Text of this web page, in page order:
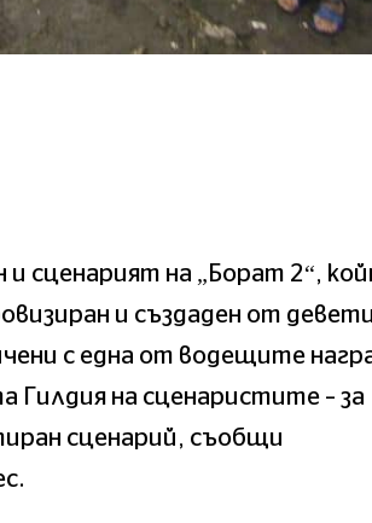
и сценарият на „Борат 2“,
и създаден от
с една от водещите
Гилдия на сценаристите – за
сценарий, съобщи